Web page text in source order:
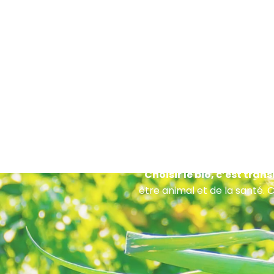
Choisir le bio, c’est
être animal et de la santé.